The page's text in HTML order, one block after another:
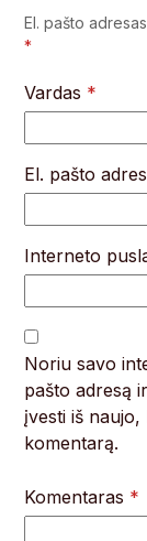
El. pašto
*
Vardas *
El. pašto
Interneto
Noriu savo
pašto adresą
įvesti iš
komentarą.
Komentaras *